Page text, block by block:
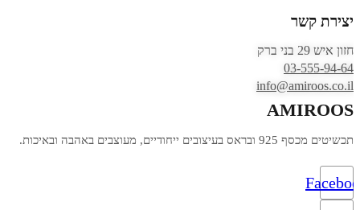
יצירת קשר
חזון איש 29 בני ברק
03-555-94-64
info@amiroos.co.il
AMIROOS
תכשיטים מכסף 925 ובראס בעיצובים ייחודיים, מעוצבים באהבה ובאיכות.